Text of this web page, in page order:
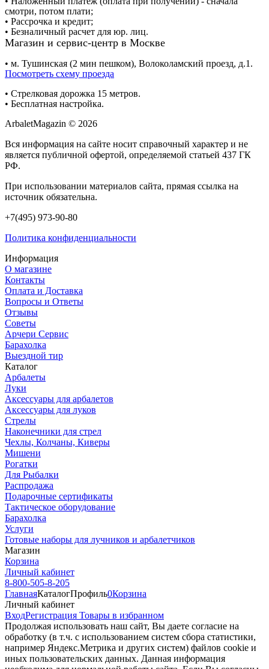
смотри, потом плати;
• Рассрочка и кредит;
• Безналичный расчет для юр. лиц.
Магазин и сервис-центр в Москве
• м. Тушинская (2 мин пешком), Волоколамский проезд, д.1.
Посмотреть схему проезда
• Cтрелковая дорожка 15 метров.
• Бесплатная настройка.
ArbaletMagazin © 2026
Вся информация на сайте носит справочный характер и не
является публичной офертой, определяемой статьей 437 ГК
РФ.
При использовании материалов сайта, прямая ссылка на
источник обязательна.
+7(495) 973-90-80
Политика конфиденциальности
Информация
О магазине
Контакты
Оплата и Доставка
Вопросы и Ответы
Отзывы
Советы
Арчери Сервис
Барахолка
Выездной тир
Каталог
Арбалеты
Луки
Аксессуары для арбалетов
Аксессуары для луков
Стрелы
Наконечники для стрел
Чехлы, Колчаны, Киверы
Мишени
Рогатки
Для Рыбалки
Распродажа
Подарочные сертификаты
Тактическое оборудование
Барахолка
Услуги
Готовые наборы для лучников и арбалетчиков
Магазин
Корзина
Личный кабинет
8-800-505-8-205
ГлавнаяКаталогПрофиль0Корзина
Личный кабинет
ВходРегистрация Товары в избранном
Продолжая использовать наш cайт, Вы даете согласие на
обработку (в т.ч. с использованием систем сбора статистики,
например Яндекс.Метрика и других систем) файлов cookie и
иных пользовательских данных. Данная информация